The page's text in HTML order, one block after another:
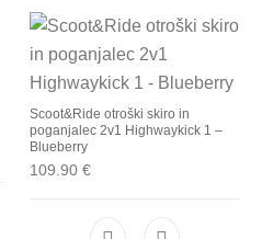
Scoot&Ride otroški skiro in
poganjalec 2v1 Highwaykick 1 –
Blueberry
109.90 €